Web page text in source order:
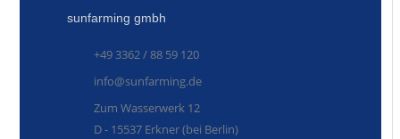
sunfarming gmbh
+49 3362 / 88 59 120
info@sunfarming.de
Zum Wasserwerk 12
D - 15537 Erkner (bei Berlin)